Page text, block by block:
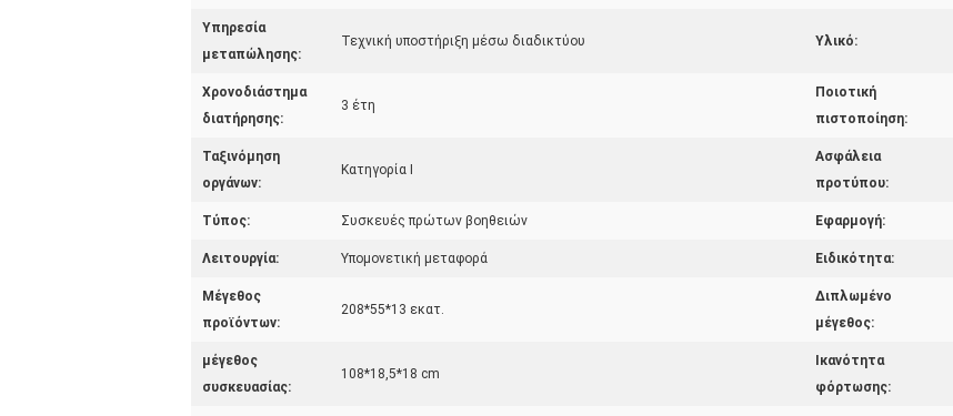
Υπηρεσία
μεταπώλησης:
Τεχνική υποστήριξη μέσω διαδικτύου Υλικό:
Χρονοδιάστημα
διατήρησης:
3 έτη
Ποιοτική
πιστοποίηση:
Ταξινόμηση
οργάνων:
Κατηγορία Ι
Ασφάλεια
προτύπου:
Τύπος: Συσκευές πρώτων βοηθειών Εφαρμογή:
Λειτουργία: Υπομονετική μεταφορά Ειδικότητα:
Μέγεθος
προϊόντων:
208*55*13 εκατ.
Διπλωμένο
μέγεθος:
μέγεθος
συσκευασίας:
108*18,5*18 cm
Ικανότητα
φόρτωσης: